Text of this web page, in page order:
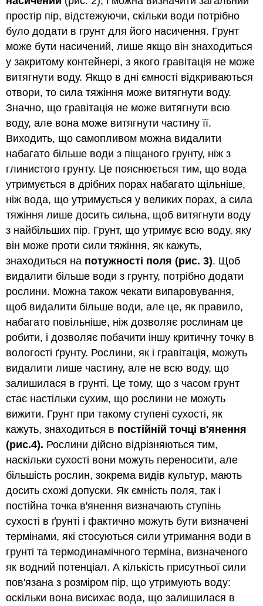
простір пір, відстежуючи, скільки води потрібно
було додати в грунт для його насичення. Грунт
може бути насичений, лише якщо він знаходиться
у закритому контейнері, з якого гравітація не може
витягнути воду. Якщо в дні ємності відкриваються
отвори, то сила тяжіння може витягнути воду.
Значно, що гравітація не може витягнути всю
воду, але вона може витягнути частину її.
Виходить, що самопливом можна видалити
набагато більше води з піщаного грунту, ніж з
глинистого грунту. Це пояснюється тим, що вода
утримується в дрібних порах набагато щільніше,
ніж вода, що утримується у великих порах, а сила
тяжіння лише досить сильна, щоб витягнути воду
з найбільших пір. Грунт, що утримує всю воду, яку
він може проти сили тяжіння, як кажуть,
знаходиться на потужності поля (рис. 3). Щоб
видалити більше води з грунту, потрібно додати
рослини. Можна також чекати випаровування,
щоб видалити більше води, але це, як правило,
набагато повільніше, ніж дозволяє рослинам це
робити, і дозволяє побачити іншу критичну точку в
вологості ґрунту. Рослини, як і гравітація, можуть
видалити лише частину, але не всю воду, що
залишилася в грунті. Це тому, що з часом грунт
стає настільки сухим, що рослини не можуть
вижити. Грунт при такому ступені сухості, як
кажуть, знаходиться в постійній точці в'янення
(рис.4). Рослини дійсно відрізняються тим,
наскільки сухості вони можуть переносити, але
більшість рослин, зокрема видів культур, мають
досить схожі допуски. Як ємність поля, так і
постійна точка в'янення визначають ступінь
сухості в ґрунті і фактично можуть бути визначені
термінами, які стосуються сили утримання води в
грунті та термодинамічного терміна, визначеного
як водний потенціал. А кількість присутньої сили
пов'язана з розміром пір, що утримують воду:
оскільки вона висихає вода, що залишилася в